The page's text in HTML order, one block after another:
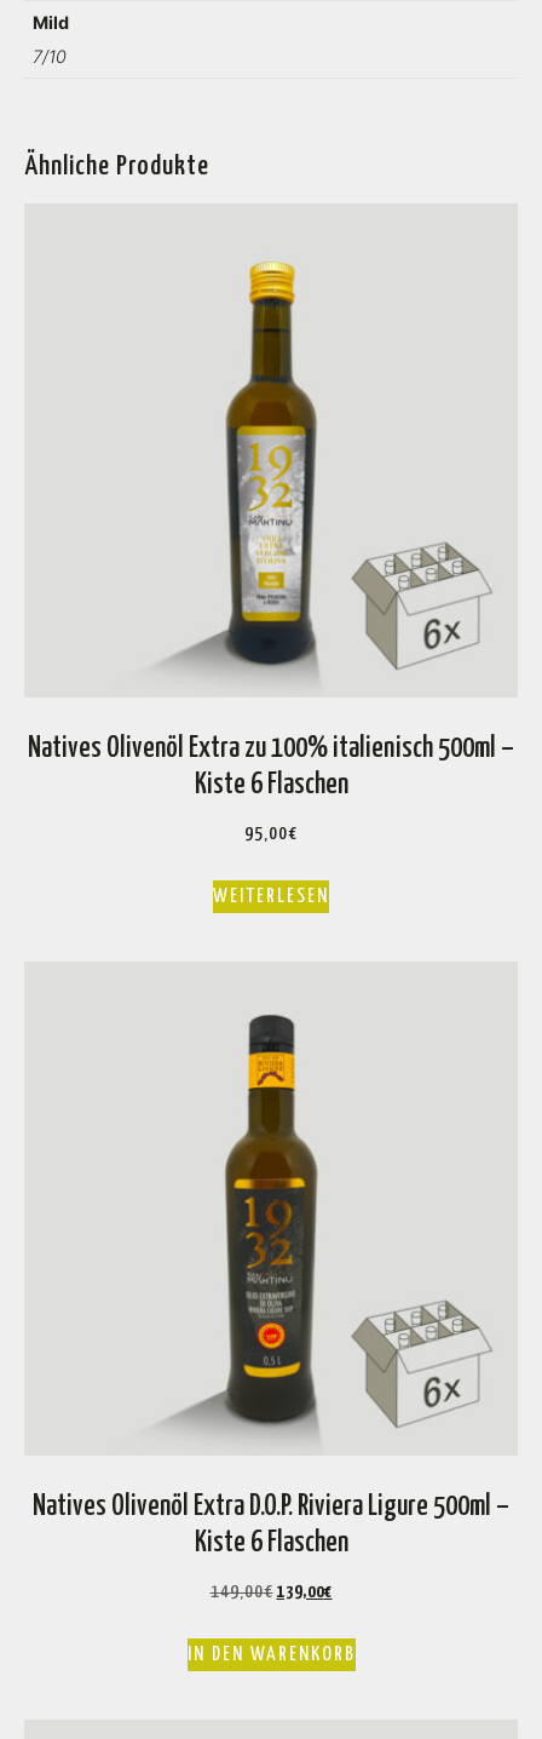
Mild
7/10
Ähnliche Produkte
Natives Olivenöl Extra zu 100% italienisch 500ml –
Kiste 6 Flaschen
95,00€
WEITERLESEN
Natives Olivenöl Extra D.O.P. Riviera Ligure 500ml –
Kiste 6 Flaschen
149,00€ 139,00€
IN DEN WARENKORB